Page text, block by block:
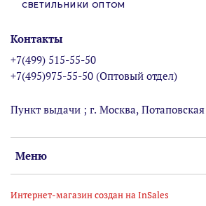
СВЕТИЛЬНИКИ ОПТОМ
Меню
Контакты
+7(499) 515-55-50
+7(495)975-55-50 (Оптовый отдел)
Пункт выдачи ; г. Москва,
Интернет-магазин создан на InSales